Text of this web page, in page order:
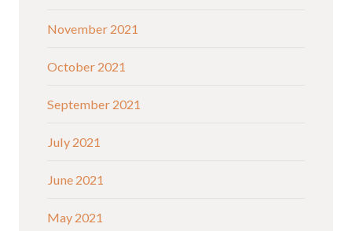
November 2021
October 2021
September 2021
July 2021
June 2021
May 2021